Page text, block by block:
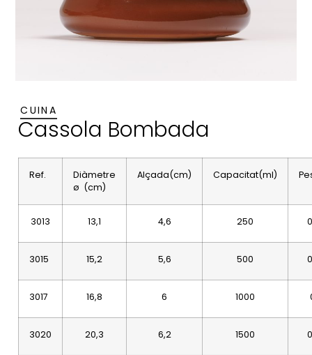
CUINA
Cassola Bombada
Ref.
Diàmetre
ø (cm)
Alçada(cm) Capacitat(ml)
3013 13,1 4,6 250
3015 15,2 5,6 500
3017 16,8 6 1000
3020 20,3 6,2 1500